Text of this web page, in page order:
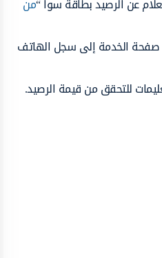
صفحة الخدمة إلى سجل الهاتف
للتحقق من قيمة الرصيد.